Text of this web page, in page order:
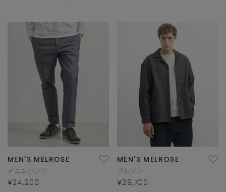
MEN'S MELROSE
デニムパンツ
¥24,200
MEN'S MELROSE
ブルゾン
¥29,700